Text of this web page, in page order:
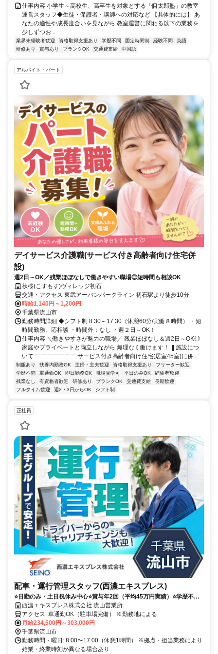
仕事内容 小学生～高校生、高卒生を対象とする「個太郎塾」の教室
運営スタッフ◆生徒・保護者・講師への対応など 【具体的には】 あ
なたの適性や成長度合いを見ながら 教室運営に関わる以下の業務を
少しずつお...
業界未経験者歓迎 資格取得支援あり 学歴不問 固定時間制 経験不問
英語
研修あり
賞与あり ブランクOK 交通費支給 中国語
アルバイト・パート
デイサービス介護職(サービス付き高齢者向け住宅併
設)
週2日～OK／残業ほぼなしで働きやすい職場◎短時間も相談OK
秋桜(こすもす)ヴィレッジ初石
交通・アクセス 東武アーバンパークライン 初石駅より徒歩10分
時給1,140円～1,200円
千葉県流山市
勤務時間詳細 ◆シフト制 8:30～17:30（休憩60分/実働８時間） ・短
時間勤務、応相談 ・時間外：なし ・週２日～OK！
仕事内容 ＼働きやすさが魅力の職場／ 残業ほぼなし＆週2日～OK◎
家庭やプライベートと両立しながら 無理なく働けます！ ❚施設につ
いて ￣￣￣￣￣￣￣ サービス付き高齢者向け住宅(居室45室)に併...
制服あり 扶養内勤務OK 主婦・主夫歓迎 資格取得支援あり
フリーター歓迎
学歴不問
車通勤OK 即日勤務OK 職場見学可 平日のみOK
経験者歓迎
残業なし
有資格者歓迎 研修あり ブランクOK 交通費支給
長期歓迎
フルタイム歓迎
週2・3日からOK シフト制
正社員
配車・運行管理スタッフ(西濃エキスプレス)
⭐日勤のみ・土日祝休み中心⭐賞与年2回（平均45万円実績）⭐学歴不
問・未経験相談可
西濃エキスプレス株式会社 流山営業所
アクセス: 車通勤OK（駐車場完備） ※勤務地による
月給234,500円～303,000円
千葉県流山市
勤務時間・曜日: 8:00〜17:00（休憩1時間） ※拠点・担当業務により
始業・終業時刻が異なる場合あり